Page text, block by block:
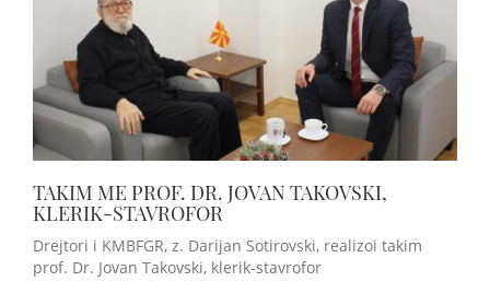
TAKIM ME PROF. DR. JOVAN TAKOVSKI,
KLERIK-STAVROFOR
Drejtori i KMBFGR, z. Darijan Sotirovski, realizoi takim
prof. Dr. Jovan Takovski, klerik-stavrofor